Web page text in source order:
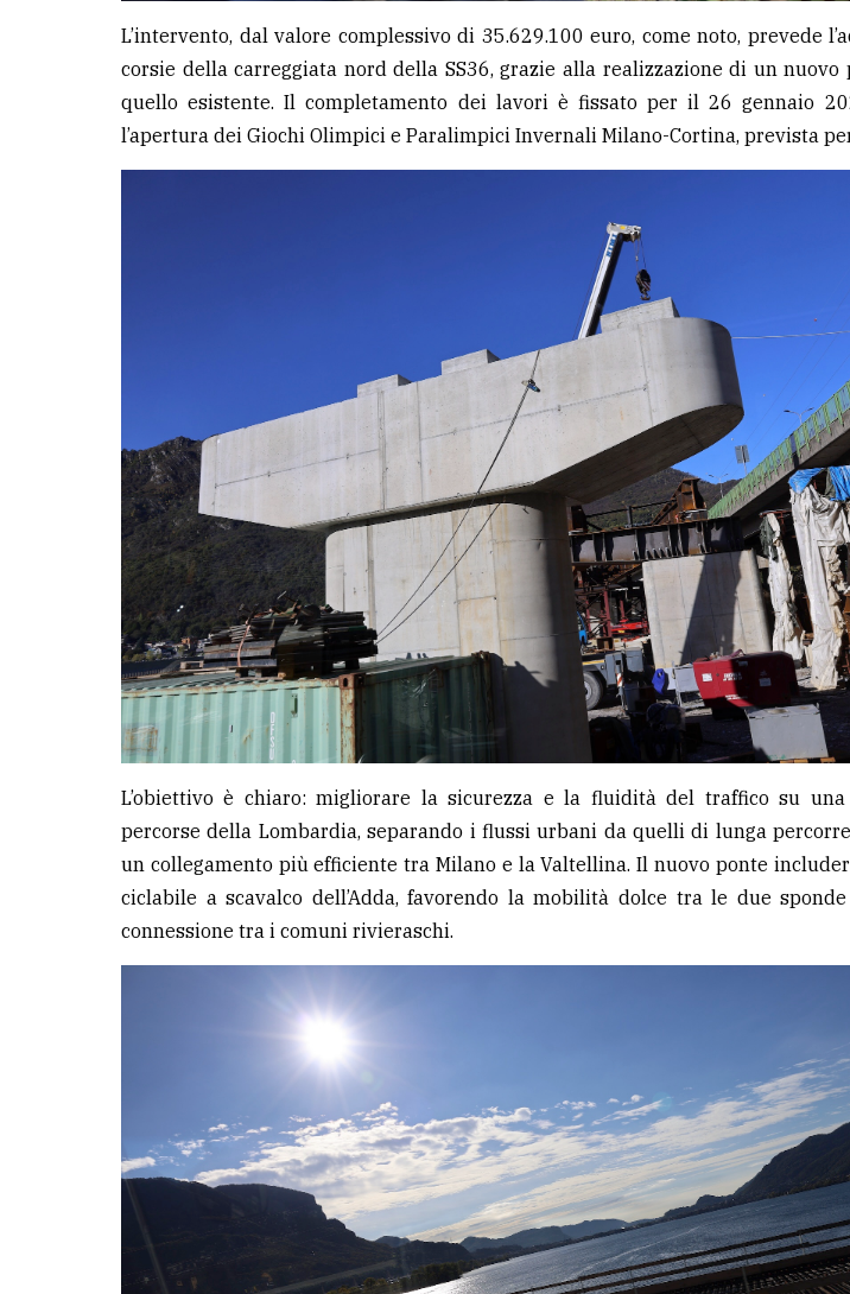
L’intervento, dal valore complessivo di 35.629.100 euro, come noto, prevede
corsie della carreggiata nord della SS36, grazie alla realizzazione di un nuovo
quello esistente. Il completamento dei lavori è fissato per il 26 gennaio
l’apertura dei Giochi Olimpici e Paralimpici Invernali Milano-Cortina, prevista
L’obiettivo è chiaro: migliorare la sicurezza e la fluidità del traffico su
percorse della Lombardia, separando i flussi urbani da quelli di lunga
un collegamento più efficiente tra Milano e la Valtellina. Il nuovo ponte
ciclabile a scavalco dell’Adda, favorendo la mobilità dolce tra le due
connessione tra i comuni rivieraschi.